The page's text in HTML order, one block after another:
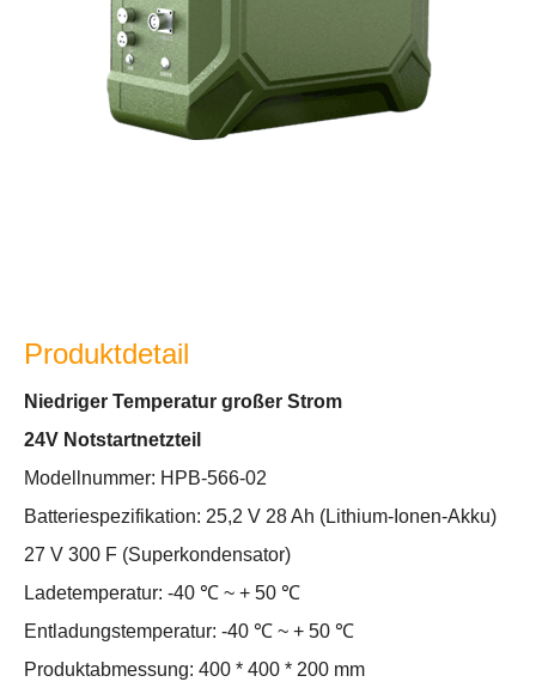
Produktdetail
Niedriger Temperatur großer Strom
24V Notstartnetzteil
Modellnummer: HPB-566-02
Batteriespezifikation: 25,2 V 28 Ah (Lithium-Ionen-Akku)
27 V 300 F (Superkondensator)
Ladetemperatur: -40 ℃ ~ + 50 ℃
Entladungstemperatur: -40 ℃ ~ + 50 ℃
Produktabmessung: 400 * 400 * 200 mm